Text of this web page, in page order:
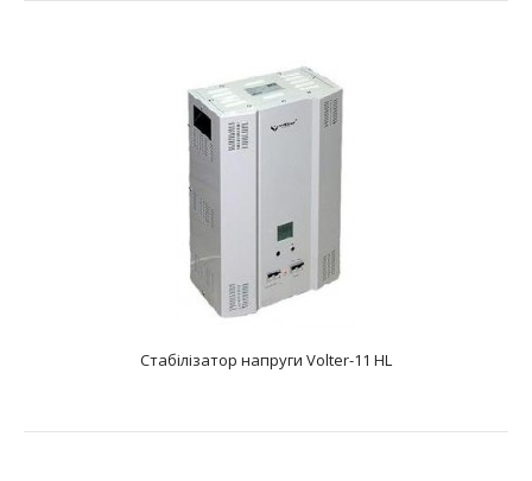
Стабілізатор Напруги Volter-0.25P
text_zero
Характеристики: Тип: релейний Фазність: одна фаза
Діапазон вхідної напруги, В: 155-..
Стабілізатор напруги Volter-11 HL